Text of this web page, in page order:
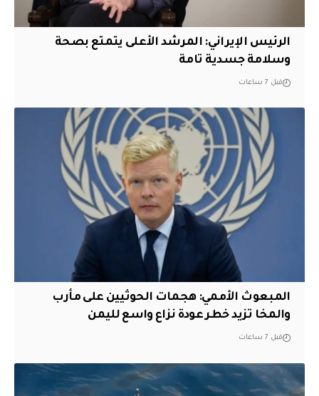
الرئيس الإيراني: المرشد الأعلى يتمتع بصحة
وسلامة جسدية تامة
قبل 7 ساعات
المبعوث الأممي: هجمات الحوثيين على مأرب
والمخا تزيد خطر عودة نزاع واسع لليمن
قبل 7 ساعات